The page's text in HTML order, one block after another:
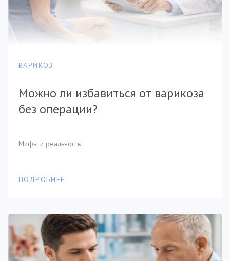
ВАРИКОЗ
Можно ли избавиться от варикоза
без операции?
Мифы и реальность
ПОДРОБНЕЕ